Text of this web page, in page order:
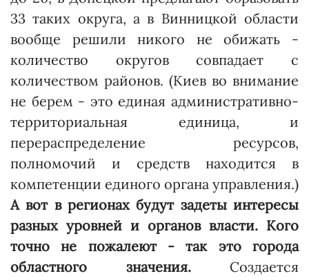
33 таких округа, а в Винницкой области
вообще решили никого не обижать -
количество округов совпадает с
количеством районов. (Киев во внимание
не берем - это единая административно-
территориальная единица, и
перераспределение ресурсов,
полномочий и средств находится в
компетенции единого органа управления.)
А вот в регио­нах будут задеты интересы
разных уровней и органов власти. Кого
точно не пожалеют - так это города
областного значения.Создается